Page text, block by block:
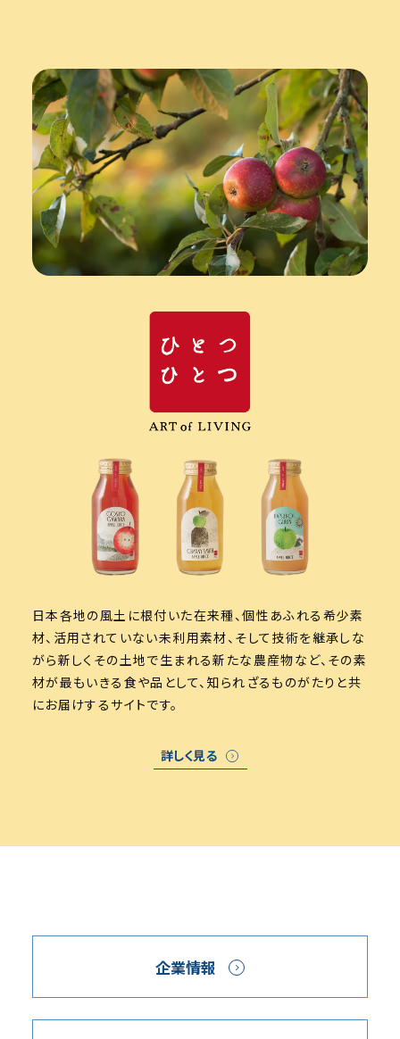
日本各地の風土に根付いた在来種、個性あふれる希少素
材、活用されていない未利用素材、そして技術を継承しな
がら新しくその土地で生まれる新たな農産物など、 その素
材が最もいきる食や品として、 知られざるものがたりと共
にお届けするサイトです。
詳しく見る
企業情報